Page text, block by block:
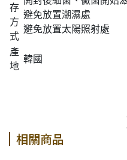
存
方
式
避免放置潮濕處
避免放置太陽照射處
產
地
韓國
相關商品